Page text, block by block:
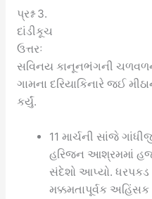
પ્રશ્ન 3.
દાંડીકૂચ
ઉત્તરઃ
સવિનય કાનૂનભંગની
ગામના દરિયાકિનારે જઈ
કર્યું.
11 માર્ચની સાંજે
હરિજન આશ્રમમાં
સંદેશો આપ્યો. ધરપકડ
મક્કમતાપૂર્વક